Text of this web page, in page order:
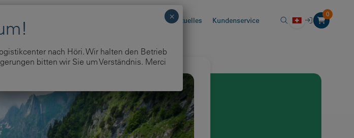
Angebot Aktuelles Kundenservice
0
nach Höri. Wir halten den Betrieb
bitten wir Sie um Verständnis. Merci